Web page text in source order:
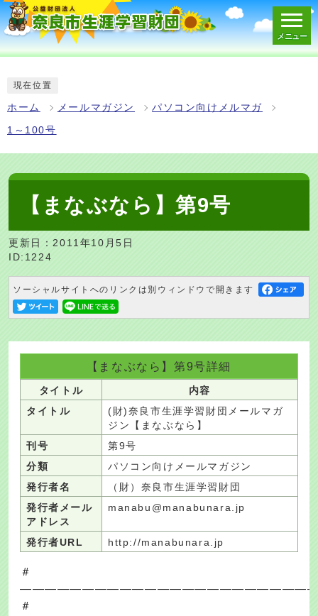
メニュー
現在位置
ホーム メールマガジン パソコン向けメルマガ
1～100号
【まなぶなら】第9号
更新日：2011年10月5日
ID:1224
ソーシャルサイトへのリンクは別ウィンドウで開きます
【まなぶなら】第9号詳細
タイトル
内容
タイトル
(財)奈良市生涯学習財団メールマガ
ジン【まなぶなら】
刊号
第9号
分類
パソコン向けメールマガジン
発行者名
（財）奈良市生涯学習財団
発行者メール
アドレス
manabu@manabunara.jp
発行者URL http://manabunara.jp
＃
＃